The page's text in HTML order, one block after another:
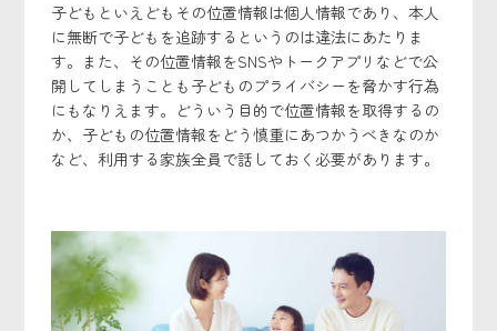
子どもといえどもその位置情報は個人情報であり、本人
に無断で子どもを追跡するというのは違法にあたりま
す。また、その位置情報をSNSやトークアプリなどで公
開してしまうことも子どものプライバシーを脅かす行為
にもなりえます。どういう目的で位置情報を取得するの
か、子どもの位置情報をどう慎重にあつかうべきなのか
など、利用する家族全員で話しておく必要があります。